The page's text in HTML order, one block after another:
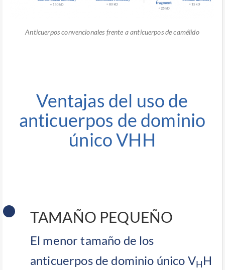
Anticuerpos convencionales frente a anticuerpos de camélido
Ventajas del uso de
anticuerpos de dominio
único VHH
TAMAÑO PEQUEÑO
El menor tamaño de los
anticuerpos de dominio único VHH